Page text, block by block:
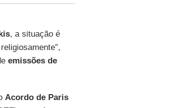
, a situação é
emissões de
Acordo de Paris